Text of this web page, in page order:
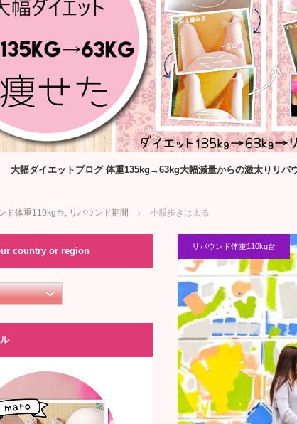
大幅ダイエットブログ 体重135kg→63kg大幅減量からの激太りリ
ド体重110kg台, リバウンド期間 小股歩きは太る
リバウンド体重110kg台
country or region